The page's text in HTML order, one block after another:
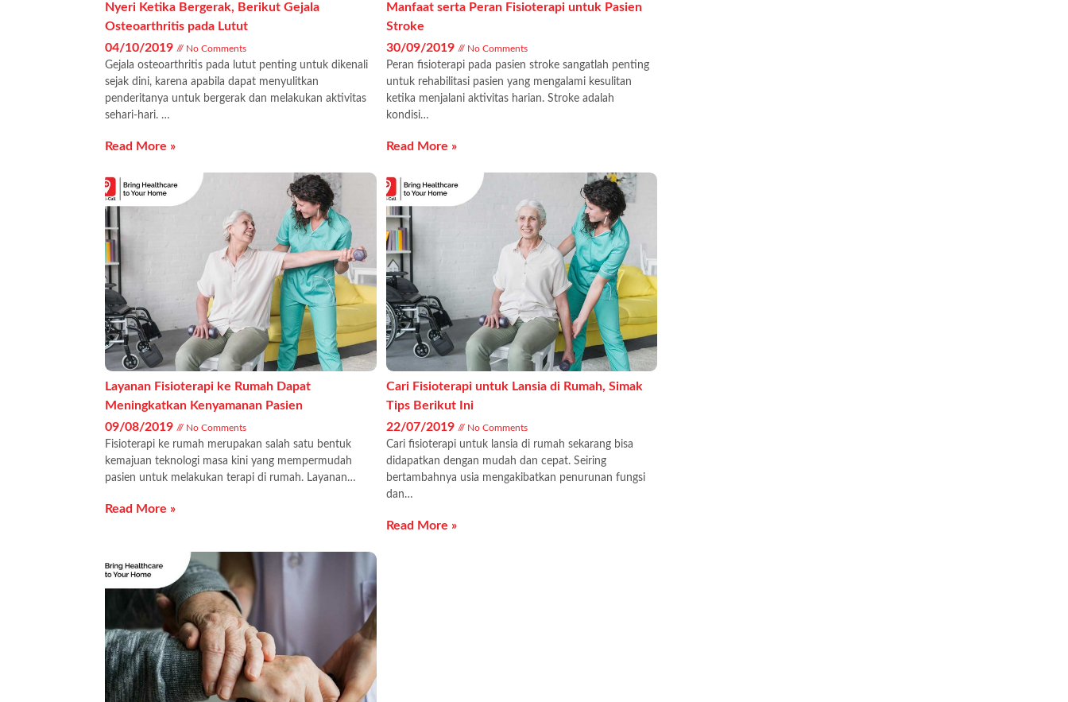
Nyeri Ketika Bergerak, Berikut Gejala
Osteoarthritis pada Lutut
04/10/2019
No Comments
Gejala osteoarthritis pada lutut penting untuk dikenali
sejak dini, karena apabila dapat menyulitkan
penderitanya untuk bergerak dan melakukan aktivitas
sehari-hari. …
Read More »
Manfaat serta Peran Fisioterapi untuk Pasien
Stroke
30/09/2019
No Comments
Peran fisioterapi pada pasien stroke sangatlah penting
untuk rehabilitasi pasien yang mengalami kesulitan
ketika menjalani aktivitas harian. Stroke adalah
kondisi…
Read More »
Layanan Fisioterapi ke Rumah Dapat
Meningkatkan Kenyamanan Pasien
09/08/2019
No Comments
Fisioterapi ke rumah merupakan salah satu bentuk
kemajuan teknologi masa kini yang mempermudah
pasien untuk melakukan terapi di rumah. Layanan…
Read More »
Cari Fisioterapi untuk Lansia di Rumah, Simak
Tips Berikut Ini
22/07/2019
No Comments
Cari fisioterapi untuk lansia di rumah sekarang bisa
didapatkan dengan mudah dan cepat. Seiring
bertambahnya usia mengakibatkan penurunan fungsi
dan…
Read More »